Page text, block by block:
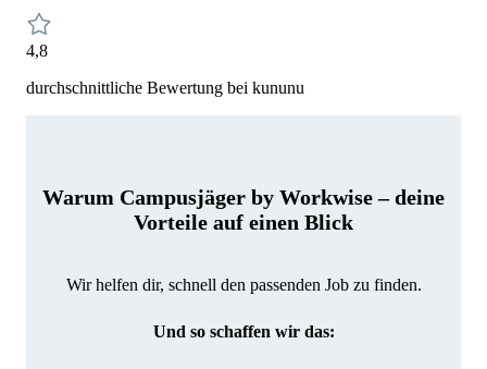
4,8
durchschnittliche Bewertung bei kununu
Warum Campusjäger by Workwise – deine
Vorteile auf einen Blick
Wir helfen dir, schnell den passenden Job zu finden.
Und so schaffen wir das: